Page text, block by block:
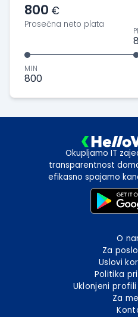
800 €
Prosečna neto plata
MIN
800
Okupljamo IT
transparentnost
efikasno spajamo
O
Za
Uslovi
Politika
Uklonjeni
Za